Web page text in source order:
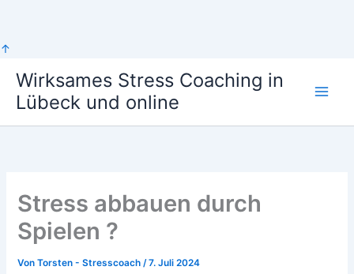
↑
springen
Wirksames Stress Coaching in
Lübeck und online
Stress abbauen durch
Spielen ?
VonTorsten - Stresscoach/7. Juli 2024